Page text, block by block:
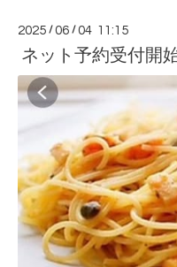
2025 /06 /04 11:15
ネット予約受付開